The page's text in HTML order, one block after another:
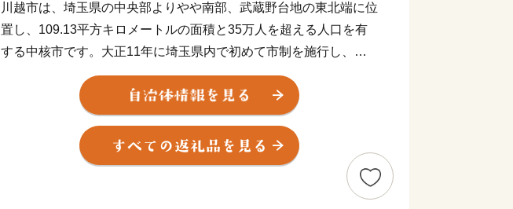
川越市は、埼玉県の中央部よりやや南部、武蔵野台地の東北端に位
置し、109.13平方キロメートルの面積と35万人を超える人口を有
する中核市です。大正11年に埼玉県内で初めて市制を施行し、令
和4年に市制施行100周年を迎えます。
遠く古代より交通の要衝、入間地域の政治の中心として発展してき
た川越は、平安時代には桓武平氏の流れをくむ武蔵武士の河越氏が
館を構え勢力を伸ばしました。室町時代には、河越城を築城した太
田道真・道灌父子の活躍により、扇谷上杉氏（おうぎがやつうえす